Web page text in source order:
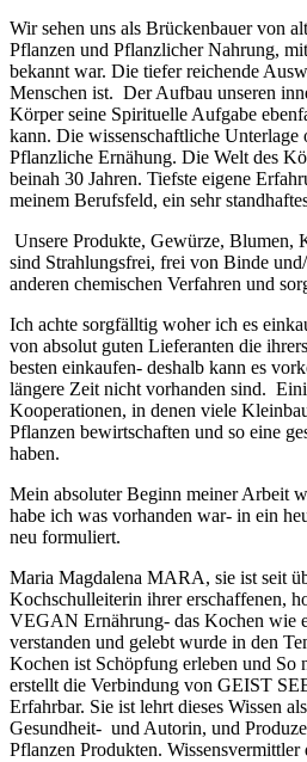
Wir sehen uns als Brückenbauer von
Pflanzen und Pflanzlicher Nahrung,
bekannt war. Die tiefer reichende
Menschen ist. Der Aufbau unseren
Körper seine Spirituelle Aufgabe
kann. Die wissenschaftliche
Pflanzliche Ernähung. Die Welt des
beinah 30 Jahren. Tiefste eigene
meinem Berufsfeld, ein sehr
Unsere Produkte, Gewürze, Blumen,
sind Strahlungsfrei, frei von Binde
anderen chemischen Verfahren und
Ich achte sorgfälltig woher ich es
von absolut guten Lieferanten die
besten einkaufen- deshalb kann es
längere Zeit nicht vorhanden sind.
Kooperationen, in denen viele
Pflanzen bewirtschaften und so eine
haben.
Mein absoluter Beginn meiner Arbeit
habe ich was vorhanden war- in ein
neu formuliert.
Maria Magdalena MARA, sie ist seit
Kochschulleiterin ihrer erschaffenen,
VEGAN Ernährung- das Kochen wie
verstanden und gelebt wurde in den
Kochen ist Schöpfung erleben und So
erstellt die Verbindung von GEIST
Erfahrbar. Sie ist lehrt dieses Wissen
Gesundheit- und Autorin, und
Pflanzen Produkten. Wissensvermittler